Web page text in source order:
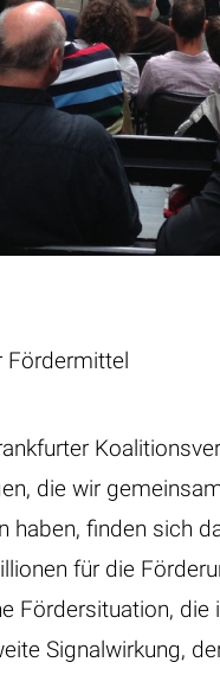
Fördermittel
die wir
haben, finden sich
für die
Fördersituation, die
Signalwirkung,